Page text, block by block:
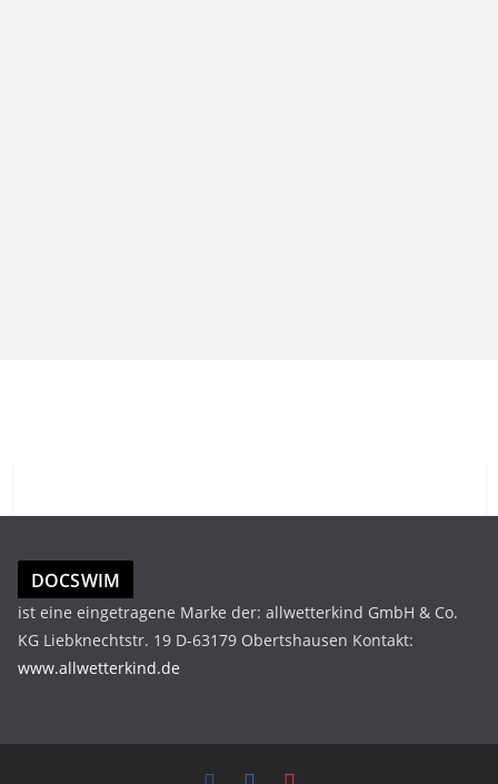
DOCSWIM
ist eine eingetragene Marke der: allwetterkind GmbH & Co.
KG Liebknechtstr. 19 D-63179 Obertshausen Kontakt:
www.allwetterkind.de